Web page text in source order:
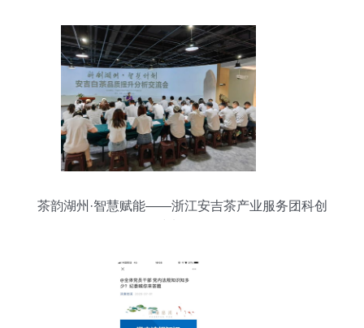
茶韵湖州·智慧赋能——浙江安吉茶产业服务团科创